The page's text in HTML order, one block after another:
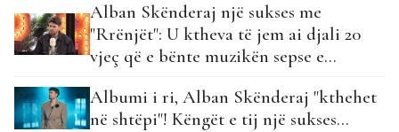
Alban Skënderaj një sukses me
"Rrënjët": U ktheva të jem ai djali 20
vjeç që e bënte muzikën sepse e
Albumi i ri, Alban Skënderaj "kthehet
në shtëpi"! Këngët e tij një sukses...